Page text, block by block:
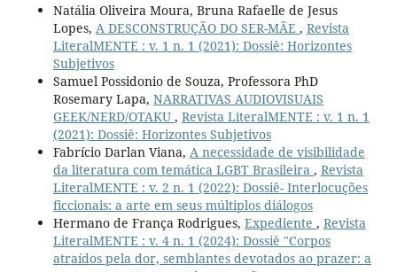
Natália Oliveira Moura, Bruna Rafaelle de Jesus
Lopes, A DESCONSTRUÇÃO DO SER-MÃE , Revista
LiteralMENTE : v. 1 n. 1 (2021): Dossiê: Horizontes
Subjetivos
Samuel Possidonio de Souza, Professora PhD
Rosemary Lapa, NARRATIVAS AUDIOVISUAIS
GEEK/NERD/OTAKU , Revista LiteralMENTE : v. 1 n. 1
(2021): Dossiê: Horizontes Subjetivos
Fabrício Darlan Viana, A necessidade de visibilidade
da literatura com temática LGBT Brasileira , Revista
LiteralMENTE : v. 2 n. 1 (2022): Dossiê- Interlocuções
ficcionais: a arte em seus múltiplos diálogos
Hermano de França Rodrigues, Expediente , Revista
LiteralMENTE : v. 4 n. 1 (2024): Dossiê "Corpos
atraídos pela dor, semblantes devotados ao prazer: a